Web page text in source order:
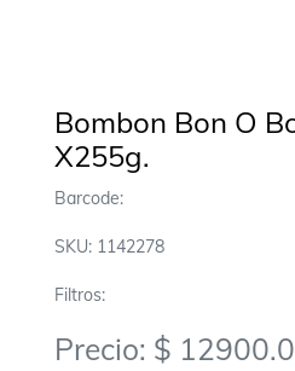
Bombon Bon O
X255g.
Barcode:
SKU: 1142278
Filtros:
Precio: $